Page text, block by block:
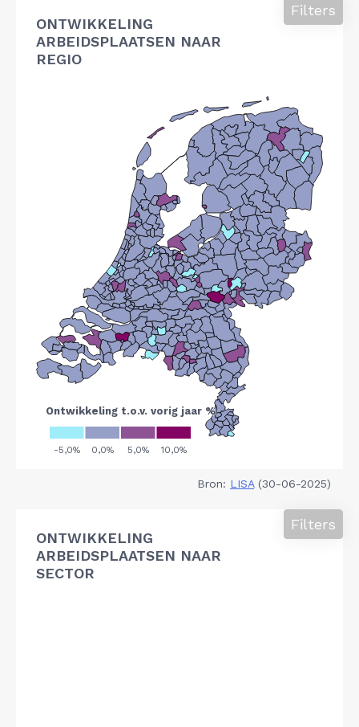
ONTWIKKELING
ARBEIDSPLAATSEN NAAR
REGIO
Filters
Bron: LISA(30-06-2025)
ONTWIKKELING
ARBEIDSPLAATSEN NAAR
SECTOR
Filters